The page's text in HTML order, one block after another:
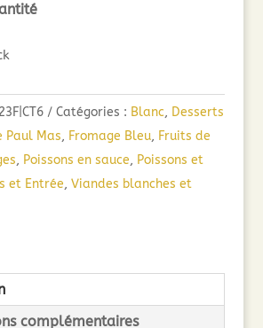
Catégories : Blanc, Desserts
Paul Mas, Fromage Bleu, Fruits de
, Poissons en sauce, Poissons et
et Entrée, Viandes blanches et
complémentaires